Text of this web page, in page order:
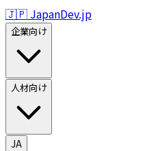
🇯🇵 JapanDev.jp
企業向け
人材向け
JA